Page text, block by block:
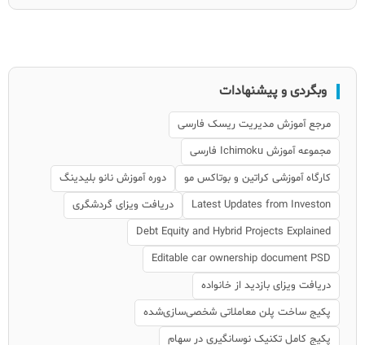
وبگردی و پیشنهادات
مرجع آموزش مدیریت ریسک فارسی
مجموعه آموزش Ichimoku فارسی
کارگاه آموزشی کراتین و بوتاکس مو
دوره آموزش نانو بلیدینگ
Latest Updates from Investon
دریافت ویزای گردشگری
Debt Equity and Hybrid Projects Explained
Editable car ownership document PSD
دریافت ویزای بازدید از خانواده
پکیج ساخت پلن معاملاتی شخصی‌سازی‌شده
پکیج کامل تکنیک نوسانگیری در سهام